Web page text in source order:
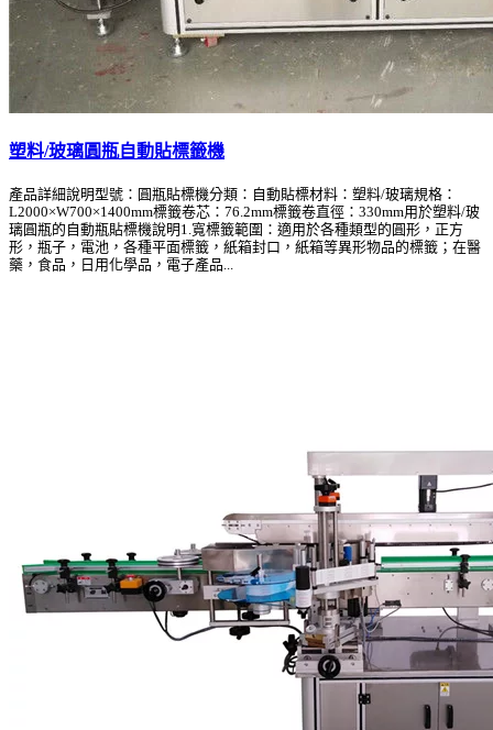
塑料/玻璃圓瓶自動貼標籤機
產品詳細說明型號：圓瓶貼標機分類：自動貼標材料：塑料/玻璃規格：
L2000×W700×1400mm標籤卷芯：76.2mm標籤卷直徑：330mm用於塑料/玻
璃圓瓶的自動瓶貼標機說明1.寬標籤範圍：適用於各種類型的圓形，正方
形，瓶子，電池，各種平面標籤，紙箱封口，紙箱等異形物品的標籤；在醫
藥，食品，日用化學品，電子產品...